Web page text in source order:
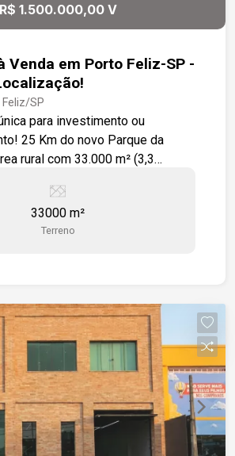
R$ 1.500.000,00 V
Venda em Porto Feliz-SP -
SP
para investimento ou
da
do perímetro urbano e com fácil
Branco. Destaques do
estratégica, região de
Região em constante
proximidade da cidade faz desta
excelente opção para quem
de vida ou um investimento
das regiões que mais cresce no
interior paulista. Área total: 33.000 m²
33000 m²
Terreno